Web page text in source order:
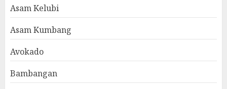
Asam Kelubi
Asam Kumbang
Avokado
Bambangan